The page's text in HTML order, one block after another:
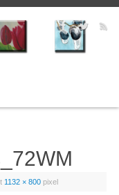
1132 × 800pixel